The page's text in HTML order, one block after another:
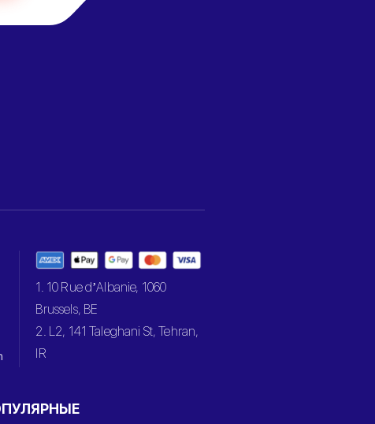
1. 10 Rue d’Albanie, 1060
Brussels, BE
2. L2, 141 Taleghani St, Tehran,
IR